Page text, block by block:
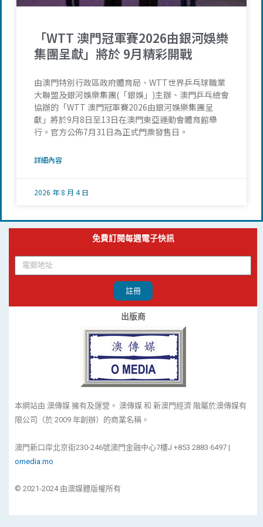
「WTT 澳門冠軍賽2026由銀河娛樂
集團呈獻」將於 9月精彩開戰
由澳門特別行政區政府體育局、WTT世界乒乓球職業
大聯盟及銀河娛樂集團(「銀娛」)主辦、澳門乒乓總會
協辦的「WTT 澳門冠軍賽2026由銀河娛樂集團呈
獻」將於9月8日至13日在澳門東亞運動會體育館舉
行。官方公佈7月31日為正式門票發售日。
詳細內容
2026 年 8 月 4 日
免費訂閱每週電子快訊
註冊
出版商
本網站由 澳傳媒 擁有及運營。 澳傳媒 和 新澳門經濟 階屬於澳傳媒有
限公司（於 2009 年創辦）的商業名稱。
澳門新口岸北京街230-246號澳門金融中心7樓J +853 2883 6497 |
omedia.mo
© 2021-2024 由澳媒體版權所有